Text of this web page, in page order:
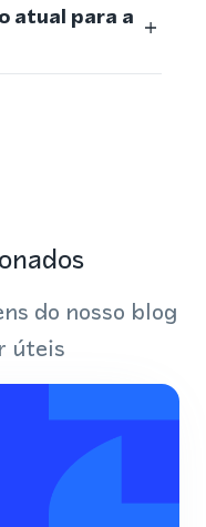
atual para a
do nosso blog
úteis